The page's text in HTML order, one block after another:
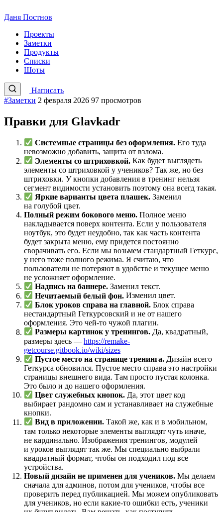
Даня Постнов
Проекты
Заметки
Продукты
Списки
Шоты
Написать
#Заметки 2 февраля 2026 97 просмотров
Правки для Glavkadr
Системные страницы без оформления. Его туда
невозможно добавить, защита от взлома.
Элементы со штриховкой. Как будет выглядеть
элементы со штриховкой у учеников? Так же, но без
штриховки. У кнопки добавления в тренинг нельзя
сегмент видимости установить поэтому она всегд такая.
Яркие варианты цвета плашек.Заменил
на голубой цвет.
Полный режим бокового меню. Полное меню
накладывается поверх контента. Если у пользователя
ноутбук, это будет неудобно, так как часть контента
будет закрыта меню, ему придется постоянно
сворачивать его. Если мы возьмем стандартный Геткурс,
у него тоже полного режима. Я считаю, что
пользователи не потеряют в удобстве и текущее меню
не усложняет оформление.
Надпись на баннере. Заменил текст.
Нечитаемый белый фон. Изменил цвет.
Блок уроков справа на главной. Блок справа
нестандартный Геткурсовский и не от нашего
оформления. Это чей-то чужой плагин.
Размеры картинок у тренингов.Да, квадратный,
размеры здесь — https://remake-
getcourse.gitbook.io/wiki/sizes
Пустое место на странице тренинга. Дизайн всего
Геткурса обновился. Пустое место справа это настройки
страницы внешнего вида. Там просто пустая колонка.
Это было и до нашего оформления.
Цвет служебных кнопок.Да, этот цвет код
выбирает рандомно сам и устанавливает на служебные
кнопки.
Вид в приложении. Такой же, как и в мобильном,
там только некоторые элементы выглядят чуть иначе,
не кардинально. Изображения тренингов, модулей
и уроков выглядят так же. Мы специально выбрали
квадратный формат, чтобы он подходил под все
устройства.
Новый дизайн не применен для учеников. Мы делаем
сначала для админов, потом для учеников, чтобы все
проверить перед публикацией. Мы можем опубликовать
для учеников, но если какие-то ошибки есть, ученики